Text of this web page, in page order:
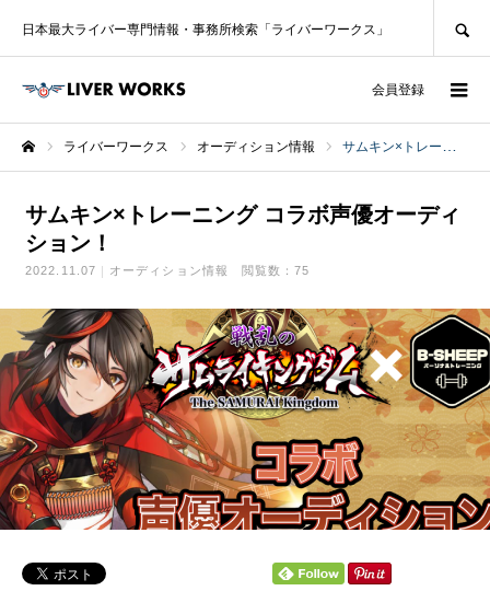
日本最大ライバー専門情報・事務所検索「ライバーワークス」
会員登録
ライバーワークス オーディション情報 サムキン×トレーニング コラボ声優オーディション！
サムキン×トレーニング コラボ声優オーディ
ション！
2022.11.07 オーディション情報 閲覧数：75